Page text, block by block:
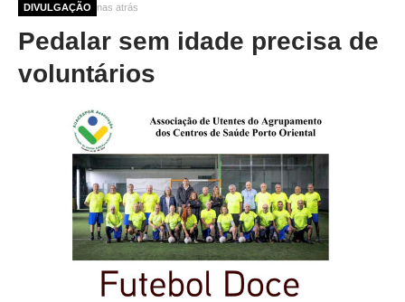
DIVULGAÇÃO
10 meses 3 semanas atrás
Pedalar sem idade precisa de
voluntários